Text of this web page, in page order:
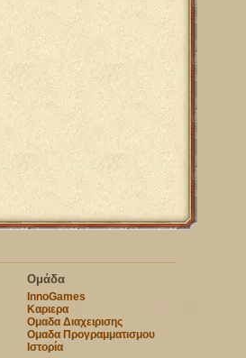
Ομάδα
InnoGames
Καριερα
Ομαδα Διαχειρισης
Ομαδα Προγραμματισμου
Ιστορία